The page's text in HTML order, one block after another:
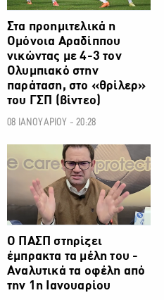
Στα προημιτελικά η
Ομόνοια Αραδίππου
νικώντας με 4-3 τον
Ολυμπιακό στην
παράταση, στο «θρίλερ»
του ΓΣΠ (βίντεο)
08 ΙΑΝΟΥΑΡΙΟΥ - 20:28
ΠΟΔΟΣΦΑΙΡΟ
Ο ΠΑΣΠ στηρίζει
έμπρακτα τα μέλη του -
Αναλυτικά τα οφέλη από
την 1η Ιανουαρίου